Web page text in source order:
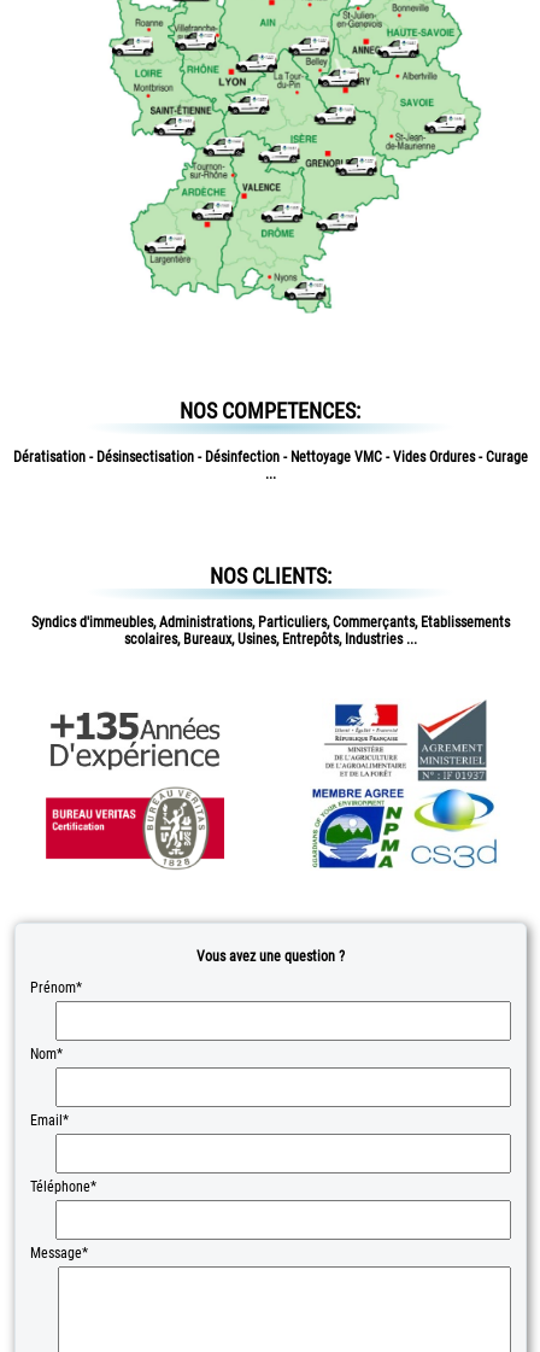
NOS COMPETENCES:
Dératisation - Désinsectisation - Désinfection - Nettoyage VMC - Vides Ordures - Curage
...
NOS CLIENTS:
Syndics d'immeubles, Administrations, Particuliers, Commerçants, Etablissements
scolaires, Bureaux, Usines, Entrepôts, Industries ...
Vous avez une question ?
Prénom*
Nom*
Email*
Téléphone*
Message*